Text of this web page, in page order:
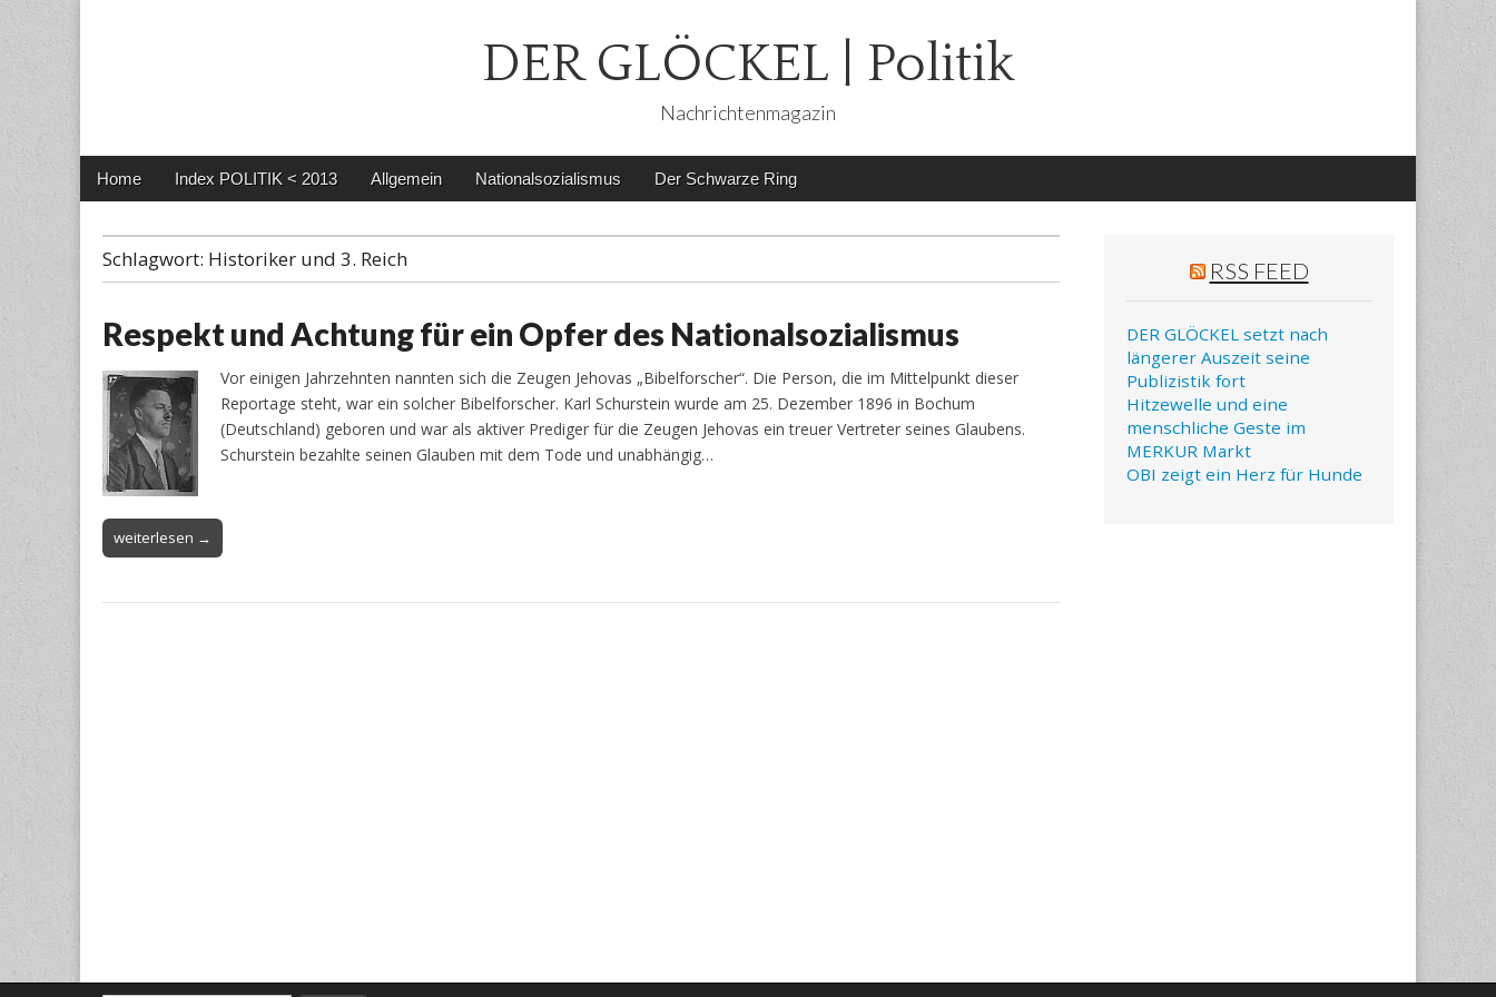
DER GLÖCKEL | Politik
Nachrichtenmagazin
Main
Skip
Home Index POLITIK < 2013 Allgemein Nationalsozialismus Der Schwarze Ring
Schlagwort: Historiker und 3. Reich
Respekt und Achtung für ein Opfer des Nationalsozialismus
Vor einigen Jahrzehnten nannten sich die Zeugen Jehovas „Bibelforscher“. Die Person, die im Mittelpunkt dieser
Reportage steht, war ein solcher Bibelforscher. Karl Schurstein wurde am 25. Dezember 1896 in Bochum
(Deutschland) geboren und war als aktiver Prediger für die Zeugen Jehovas ein treuer Vertreter seines Glaubens.
Schurstein bezahlte seinen Glauben mit dem Tode und unabhängig…
weiterlesen →
RSS FEED
DER GLÖCKEL setzt nach
längerer Auszeit seine
Publizistik fort
Hitzewelle und eine
menschliche Geste im
MERKUR Markt
OBI zeigt ein Herz für Hunde